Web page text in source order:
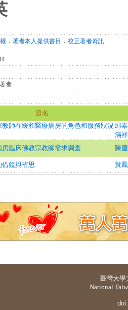
． 著者本人提供書目 ． 校正著者資訊
者
題名
教師在緩和醫療病房的角色和服務狀況邱
滿祥
房臨床佛教宗教師需求調查 陳
鏡與省思 黃
臺灣大學
National